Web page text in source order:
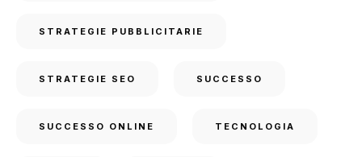
STRATEGIE PUBBLICITARIE
STRATEGIE SEO SUCCESSO
SUCCESSO ONLINE TECNOLOGIA